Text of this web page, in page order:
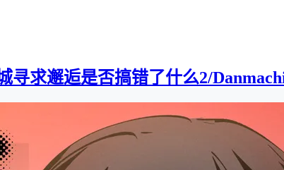
寻求邂逅是否搞错了什么2/